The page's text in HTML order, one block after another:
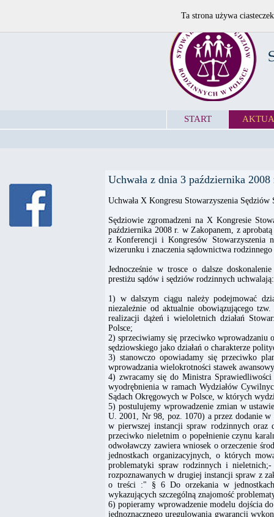
START
Uchwała z dnia 3 października
Uchwała X Kongresu Stowarzyszenia
Sędziowie zgromadzeni na X Kongresie
października 2008 r. w Zakopanem, z
z Konferencji i Kongresów Stowarzyszenia
wizerunku i znaczenia sądownictwa rodzinnego
Jednocześnie w trosce o dalsze
prestiżu sądów i sędziów rodzinnych uchwalają:
1) w dalszym ciągu należy podejmować
niezależnie od aktualnie obowiązującego
realizacji dążeń i wieloletnich działań
Polsce;
2) sprzeciwiamy się przeciwko wprowadzaniu
sędziowskiego jako działań o charakterze
3) stanowczo opowiadamy się przeciwko
wprowadzania wielokrotności stawek
4) zwracamy się do Ministra
wyodrębnienia w ramach Wydziałów
Sądach Okręgowych w Polsce, w których
5) postulujemy wprowadzenie zmian w
U. 2001, Nr 98, poz. 1070) a przez dodanie
w pierwszej instancji spraw rodzinnych
przeciwko nieletnim o popełnienie czynu
odwoławczy zawiera wniosek o orzeczenie
jednostkach organizacyjnych, o których
problematyki spraw rodzinnych i
rozpoznawanych w drugiej instancji spraw z
o treści :" § 6 Do orzekania w
wykazujących szczególną znajomość
6) popieramy wprowadzenie modelu dojścia
jednoznacznego uregulowania gwarancji
Ta strona używa